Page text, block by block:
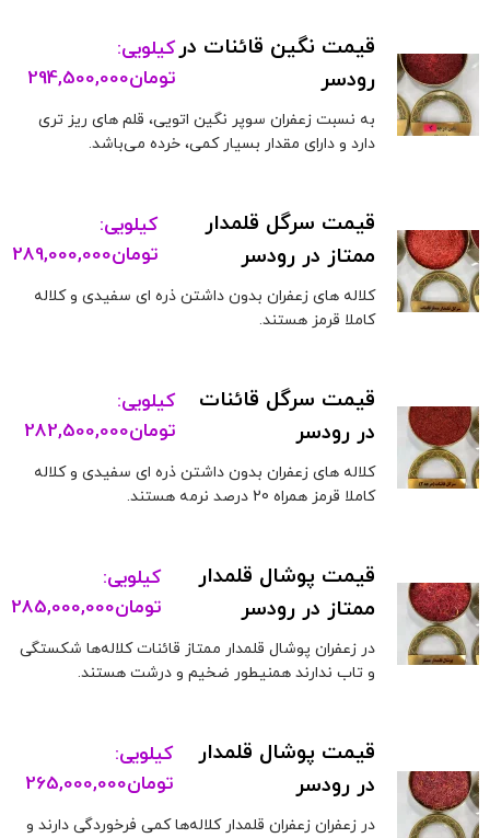
قیمت نگین قائنات در
رودسر
کیلویی:
تومان294,500,000
به نسبت زعفران سوپر نگین اتویی، قلم های ریز تری
دارد و دارای مقدار بسیار کمی، خرده می‌باشد.
قیمت سرگل قلمدار
ممتاز در رودسر
کیلویی:
تومان289,000,000
کلاله های زعفران بدون داشتن ذره ای سفیدی و کلاله
کاملا قرمز هستند.
قیمت سرگل قائنات
در رودسر
کیلویی:
تومان282,500,000
کلاله های زعفران بدون داشتن ذره ای سفیدی و کلاله
کاملا قرمز همراه 20 درصد نرمه هستند.
قیمت پوشال قلمدار
ممتاز در رودسر
کیلویی:
تومان285,000,000
در زعفران پوشال قلمدار ممتاز قائنات کلاله‌ها شکستگی
و تاب ندارند همنیطور ضخیم و درشت هستند.
قیمت پوشال قلمدار
در رودسر
کیلویی:
تومان265,000,000
در زعفران زعفران قلمدار کلاله‌ها کمی فرخوردگی دارند و